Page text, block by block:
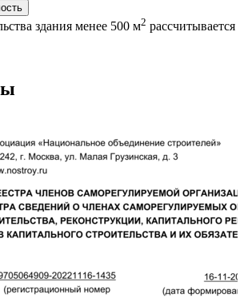
здания менее 500 м2 рассчитывается